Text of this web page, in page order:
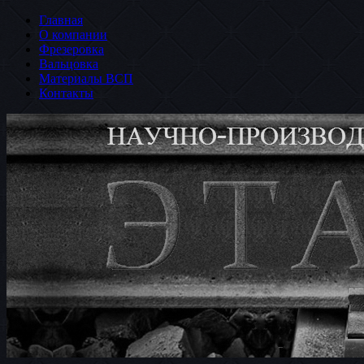
Главная
О компании
Фрезеровка
Вальцовка
Материалы ВСП
Контакты